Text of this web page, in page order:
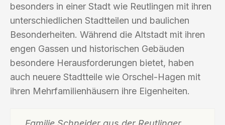
besonders in einer Stadt wie Reutlingen mit ihren
unterschiedlichen Stadtteilen und baulichen
Besonderheiten. Während die Altstadt mit ihren
engen Gassen und historischen Gebäuden
besondere Herausforderungen bietet, haben
auch neuere Stadtteile wie Orschel-Hagen mit
ihren Mehrfamilienhäusern ihre Eigenheiten.